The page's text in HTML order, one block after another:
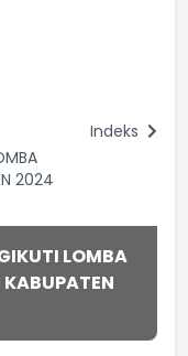
Indeks
LOMBA